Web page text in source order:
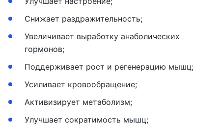
Снижает раздражительность;
Увеличивает выработку анаболических
гормонов;
Поддерживает рост и регенерацию мышц;
Усиливает кровообращение;
Активизирует метаболизм;
Улучшает сократимость мышц;